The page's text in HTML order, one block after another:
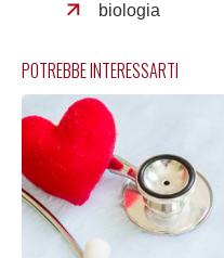
biologia
POTREBBE INTERESSARTI